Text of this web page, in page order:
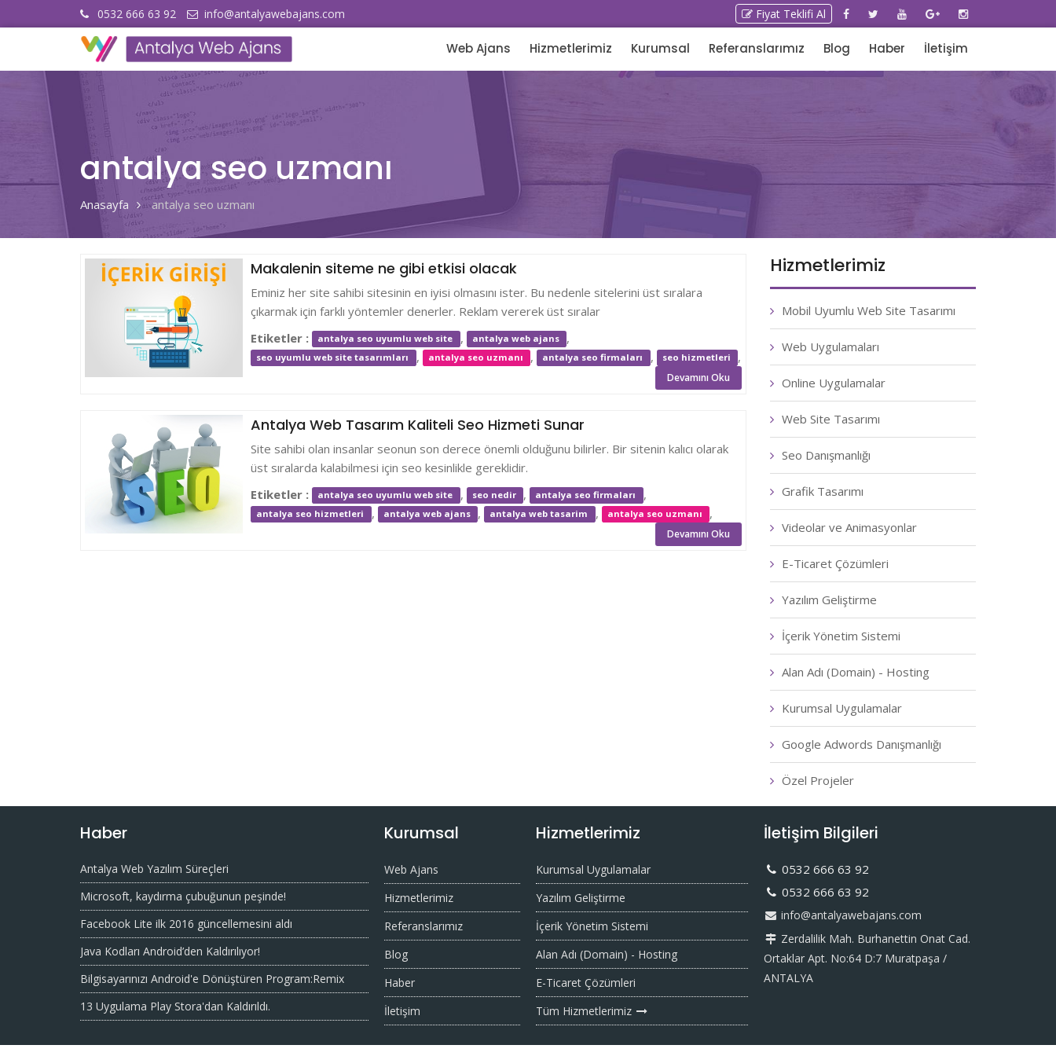
0532 666 63 92 info@antalyawebajans.com Fiyat Teklifi Al
Web Ajans Hizmetlerimiz Kurumsal Referanslarımız Blog Haber İletişim
antalya seo uzmanı
Anasayfa antalya seo uzmanı
Makalenin siteme ne gibi etkisi olacak
Eminiz her site sahibi sitesinin en iyisi olmasını ister. Bu nedenle sitelerini üst sıralara
çıkarmak için farklı yöntemler denerler. Reklam vererek üst sıralar
Etiketler :
antalya seo uyumlu web site , antalya web ajans ,
seo uyumlu web site tasarımları , antalya seo uzmanı , antalya seo firmaları , seo hizmetleri ,
Devamını Oku
Antalya Web Tasarım Kaliteli Seo Hizmeti Sunar
Site sahibi olan insanlar seonun son derece önemli olduğunu bilirler. Bir sitenin kalıcı olarak
üst sıralarda kalabilmesi için seo kesinlikle gereklidir.
Etiketler :
antalya seo uyumlu web site , seo nedir , antalya seo firmaları ,
antalya seo hizmetleri , antalya web ajans , antalya web tasarim , antalya seo uzmanı ,
Devamını Oku
Hizmetlerimiz
Mobil Uyumlu Web Site Tasarımı
Web Uygulamaları
Online Uygulamalar
Web Site Tasarımı
Seo Danışmanlığı
Grafik Tasarımı
Videolar ve Animasyonlar
E-Ticaret Çözümleri
Yazılım Geliştirme
İçerik Yönetim Sistemi
Alan Adı (Domain) - Hosting
Kurumsal Uygulamalar
Google Adwords Danışmanlığı
Özel Projeler
Haber
Antalya Web Yazılım Süreçleri
Microsoft, kaydırma çubuğunun peşinde!
Facebook Lite ilk 2016 güncellemesini aldı
Java Kodları Android’den Kaldırılıyor!
Bilgisayarınızı Android'e Dönüştüren Program:Remix
13 Uygulama Play Stora'dan Kaldırıldı.
Kurumsal
Web Ajans
Hizmetlerimiz
Referanslarımız
Blog
Haber
İletişim
Hizmetlerimiz
Kurumsal Uygulamalar
Yazılım Geliştirme
İçerik Yönetim Sistemi
Alan Adı (Domain) - Hosting
E-Ticaret Çözümleri
Tüm Hizmetlerimiz
İletişim Bilgileri
0532 666 63 92
0532 666 63 92
info@antalyawebajans.com
Zerdalilik Mah. Burhanettin Onat Cad.
Ortaklar Apt. No:64 D:7 Muratpaşa /
ANTALYA